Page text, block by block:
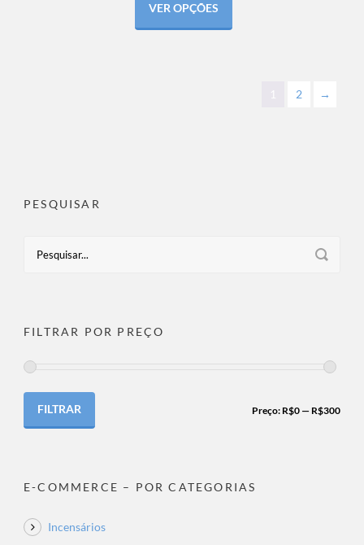
VER OPÇÕES
1 2 →
PESQUISAR
FILTRAR POR PREÇO
FILTRAR Preço: R$0 — R$300
E-COMMERCE – POR CATEGORIAS
Incensários